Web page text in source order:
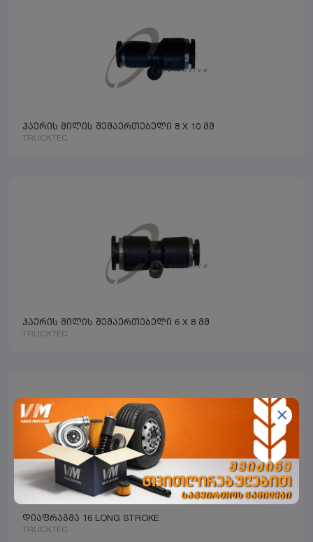
ჰაერის მილის შემაერთებელი 8 X 10 მმ
TRUCKTEC
ჰაერის მილის შემაერთებელი 6 X 8 მმ
TRUCKTEC
დიაფრაგმა 16 LONG STROKE
TRUCKTEC